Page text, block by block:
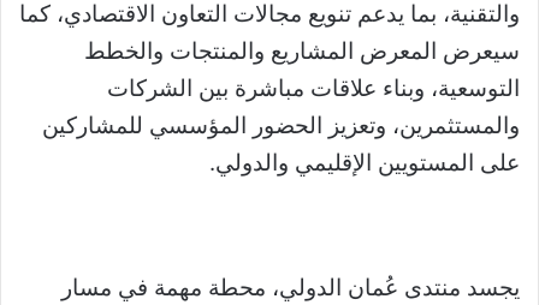
والتقنية، بما يدعم تنويع مجالات التعاون الاقتصادي، كما
سيعرض المعرض المشاريع والمنتجات والخطط
التوسعية، وبناء علاقات مباشرة بين الشركات
والمستثمرين، وتعزيز الحضور المؤسسي للمشاركين
على المستويين الإقليمي والدولي.
يجسد منتدى عُمان الدولي، محطة مهمة في مسار